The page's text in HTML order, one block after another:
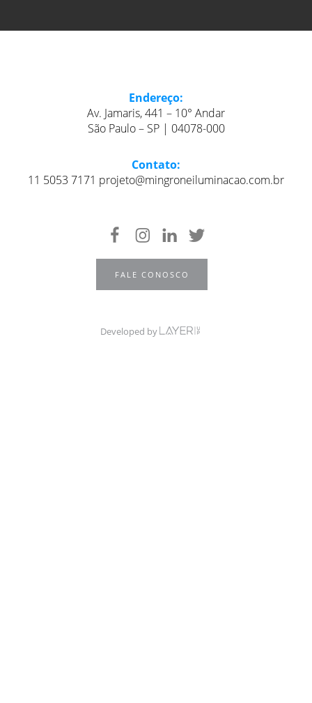
Endereço:
Av. Jamaris, 441 – 10° Andar
São Paulo – SP | 04078-000
Contato:
11 5053 7171 projeto@mingroneiluminacao.com.br
FALE CONOSCO
Developed by